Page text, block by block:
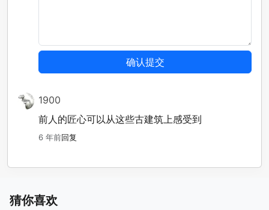
1900
前人的匠心可以从这些古建筑上感受到
6 年前回复
猜你喜欢